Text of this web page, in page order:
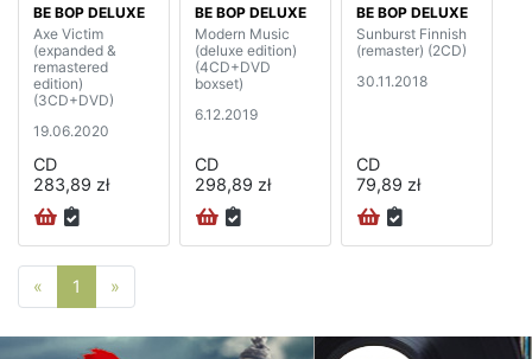
BE BOP DELUXE
Axe Victim
(expanded &
remastered
edition)
(3CD+DVD)
19.06.2020
CD
283,89 zł
BE BOP DELUXE
Modern Music
(deluxe edition)
(4CD+DVD
boxset)
6.12.2019
CD
298,89 zł
BE BOP DELUXE
Sunburst Finnish
(remaster) (2CD)
30.11.2018
CD
79,89 zł
« Poprzednia strona
1 »